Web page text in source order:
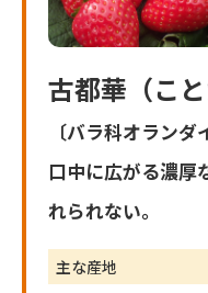
古都華（こと
〔バラ科オラン
口中に広がる濃厚
れられない。
主な産地